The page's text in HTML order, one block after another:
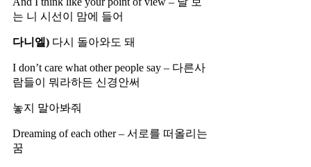
는 니 시선이 맘에 들어
다니엘) 다시 돌아와도 돼
I don’t care what other people say – 다른사
람들이 뭐라하든 신경안써
놓지 말아봐줘
Dreaming of each other – 서로를 떠올리는
꿈